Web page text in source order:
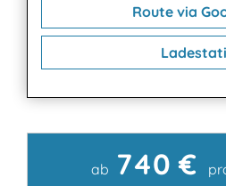
Route via
Kontakt
ab 740 €